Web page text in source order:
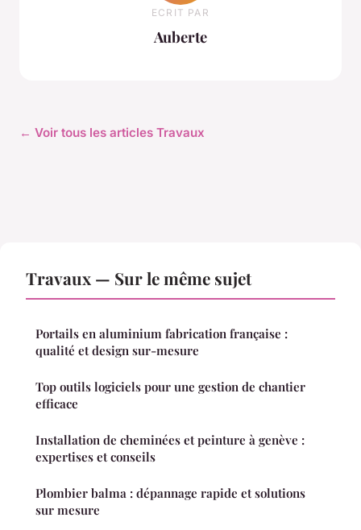
ECRIT PAR
Auberte
← Voir tous les articles Travaux
Travaux — Sur le même sujet
Portails en aluminium fabrication française :
qualité et design sur-mesure
Top outils logiciels pour une gestion de chantier
efficace
Installation de cheminées et peinture à genève :
expertises et conseils
Plombier balma : dépannage rapide et solutions
sur mesure